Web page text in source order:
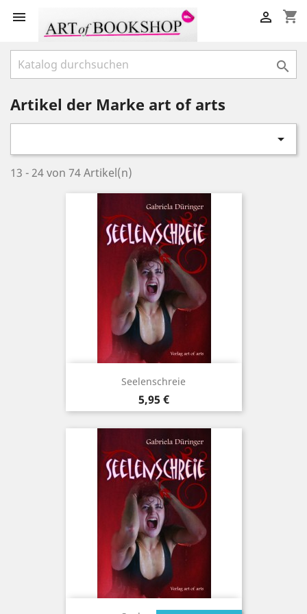
 shopping_cart


Artikel der Marke art of arts

13 - 24 von 74 Artikel(n)
Seelenschreie
Preis
5,95 €